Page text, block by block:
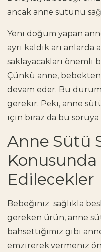
ancak anne sütünü
Yeni doğum yapan
ayrı kaldıkları anlarda
saklayacakları önemli
Çünkü anne, bebekten
devam eder. Bu
gerekir. Peki, anne
için biraz da bu
Anne Sütü
Edilecekler
Bebeğinizi sağlıkla
gereken ürün, anne
bahsettiğimiz gibi
emzirerek vermeniz